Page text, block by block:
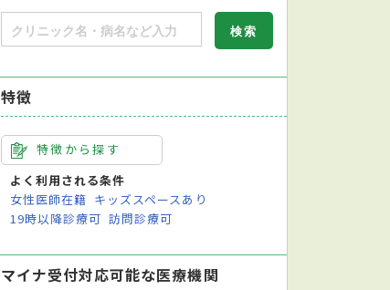
特徴
特徴から探す
よく利用される条件
女性医師在籍 キッズスペースあり
19時以降診療可 訪問診療可
マイナ受付対応可能な医療機関